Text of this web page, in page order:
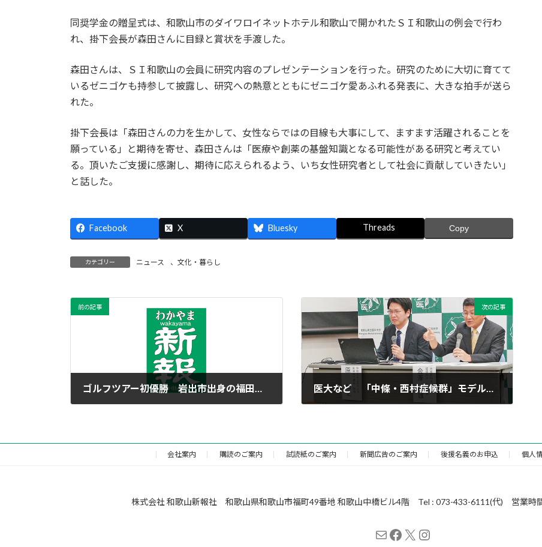
同奨学金の贈呈式は、和歌山市のダイワロイネットホテル和歌山で開かれたＳＩ和歌山の例会で行わ
れ、掛下会長が森田さんに目録と賞状を手渡した。
森田さんは、ＳＩ和歌山の会員に研究内容のプレゼンテーションを行った。研究のために大切に育てて
いるゼニゴケも持参して披露し、研究への熱意とともにゼニゴケ愛あふれる発表に、大きな拍手が送ら
れた。
掛下会長は「森田さんの力を生かして、女性ならではの目線も大事にして、ますます活躍されることを
願っている」と期待を寄せ、森田さんは「医療や創薬の基盤知識となる可能性がある研究と考えてい
る。頂いたご支援に感謝し、期待に応えられるよう、いち女性研究者として社会に貢献していきたい」
と話した。
Facebook X Bluesky Threads Copy
カテゴリー ニュース 、 文化・暮らし
前の記事
ゴルフツアー初優勝 岩出市出身の福田萌維
次の記事
医大など 「中條・西村症候群」モデルマウス作成に成功
会社案内 購読のご案内 試読紙のご案内 新聞広告のご案内 後援名義のお申込 個人
株式会社 和歌山新報社 和歌山県和歌山市福町49番地 和歌山中橋ビル4階 Tel : 073-433-6111(代) 営業時
メールFacebook
X Instagram